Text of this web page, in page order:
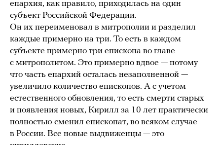
епархия, как правило, приходилась на один
субъект Российской Федерации.
Он их переименовал в митрополии и разделил
каждые примерно на три. То есть в каждом
субъекте примерно три епископа во главе
с митрополитом. Это примерно вдвое — потому
что часть епархий осталась незаполненной —
увеличило количество епископов. А с учетом
естественного обновления, то есть смерти старых
и появления новых, Кирилл за 10 лет практически
полностью сменил епископат, во всяком случае
в России. Все новые выдвиженцы — это